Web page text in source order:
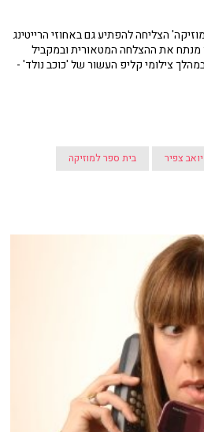
הצליחה להפתיע גם באחוזי הרייטינג
מנתח את ההצלחה המטאורית ובמקביל
צילומי קליפ העשור של 'כוכב נולד' -
יואב צפיר
בית ספר למוזיקה